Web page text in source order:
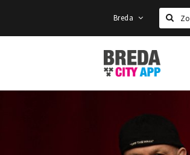
Breda
Zoeken
Stappen
&
Shoppen
Breda